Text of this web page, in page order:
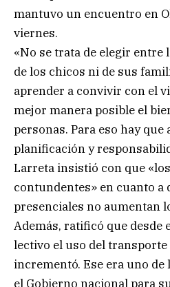
mantuvo un encuentro en
viernes.
«No se trata de elegir entre
de los chicos ni de sus
aprender a convivir con el
mejor manera posible el
personas. Para eso hay que
planificación y
Larreta insistió con que
contundentes» en cuanto a
presenciales no aumentan
Además, ratificó que desde
lectivo el uso del
incrementó. Ese era uno
el Gobierno nacional para